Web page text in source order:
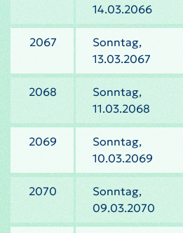
14.03.2066
2067
Sonntag,
13.03.2067
2068
Sonntag,
11.03.2068
2069
Sonntag,
10.03.2069
2070
Sonntag,
09.03.2070